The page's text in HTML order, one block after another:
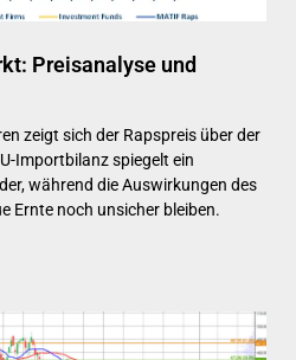
Preisanalyse und
zeigt sich der Rapspreis über der
Importbilanz spiegelt ein
während die Auswirkungen des
Ernte noch unsicher bleiben.